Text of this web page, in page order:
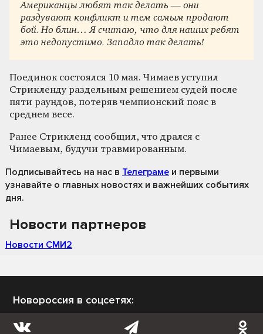
Американцы любят так делать — они
раздувают конфликт и тем самым продают
бой. Но блин… Я считаю, что для наших ребят
это недопустимо. Западло так делать!
Поединок состоялся 10 мая. Чимаев уступил
Стрикленду раздельным решением судей после
пяти раундов, потеряв чемпионский пояс в
среднем весе.
Ранее Стрикленд сообщил, что дрался с
Чимаевым, будучи травмированным.
Подписывайтесь на нас в Телеграме и первыми
узнавайте о главных новостях и важнейших событиях
дня.
Новости партнеров
Новости СМИ2
Новороссия в соцсетях: